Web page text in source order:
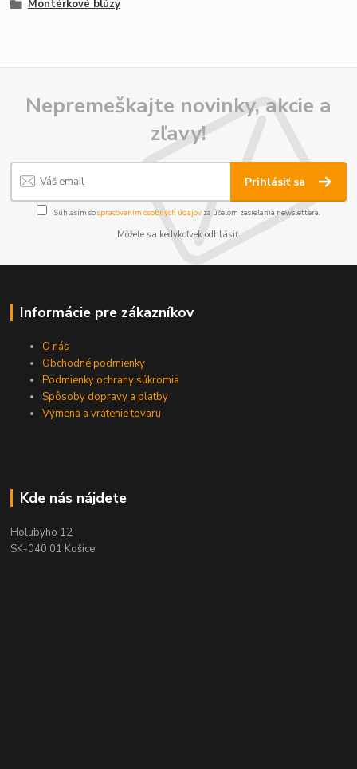
Montérkové blúzy
Nepremeškajte novinky, akcie a
zľavy!
Prihlásiť sa
Súhlasím sospracovaním osobných údajov za účelom zasielania newslettera.
Môžete sa kedykoľvek odhlásiť.
Informácie pre zákazníkov
O nás
Obchodné podmienky
Podmienky ochrany súkromia
Spôsoby dopravy a platby
Výmena a vrátenie tovaru
Kde nás nájdete
Holubyho 12
SK-040 01 Košice